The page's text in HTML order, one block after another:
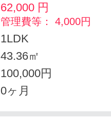
62,000 円
管理費等： 4,000円
1LDK
43.36㎡
100,000円
0ヶ月